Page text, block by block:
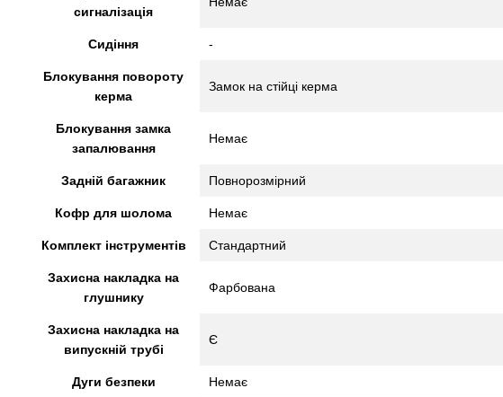
сигналізація
Сидіння -
Блокування повороту
керма
Замок на стійці керма
Блокування замка
запалювання
Немає
Задній багажник Повнорозмірний
Кофр для шолома Немає
Комплект інструментів Стандартний
Захисна накладка на
глушнику
Фарбована
Захисна накладка на
випускній трубі
Є
Дуги безпеки Немає